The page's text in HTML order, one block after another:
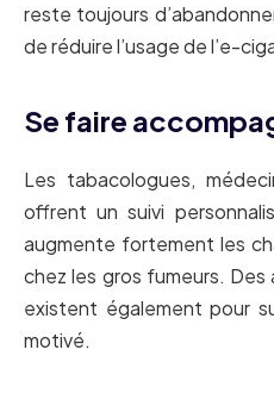
reste toujours
de réduire l’usage de l’e-
Se faire
Les tabacologues,
offrent un suivi
augmente fortement les
chez les gros fumeurs. Des
existent également pour
motivé.